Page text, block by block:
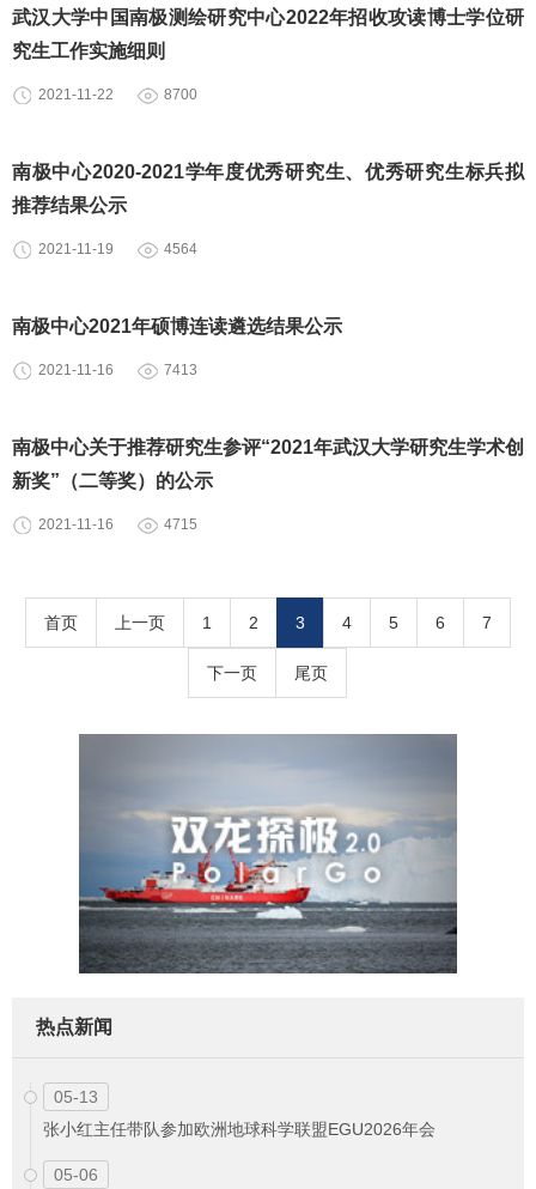
武汉大学中国南极测绘研究中心2022年招收攻读博士学位研
究生工作实施细则
2021-11-22 8700
南极中心2020-2021学年度优秀研究生、优秀研究生标兵拟
推荐结果公示
2021-11-19 4564
南极中心2021年硕博连读遴选结果公示
2021-11-16 7413
南极中心关于推荐研究生参评“2021年武汉大学研究生学术创
新奖”（二等奖）的公示
2021-11-16 4715
首页 上一页 1 2 3 4 5 6 7
下一页 尾页
热点新闻
05-13
张小红主任带队参加欧洲地球科学联盟EGU2026年会
05-06